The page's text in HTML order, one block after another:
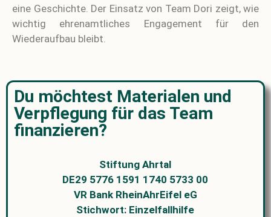
eine Geschichte. Der Einsatz von Team Dori zeigt, wie
wichtig ehrenamtliches Engagement für den
Wiederaufbau bleibt.
Du möchtest Materialen und
Verpflegung für das Team
finanzieren?
Stiftung Ahrtal
DE29 5776 1591 1740 5733 00
VR Bank RheinAhrEifel eG
Stichwort: Einzelfallhilfe